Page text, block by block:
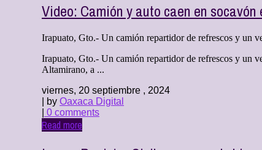
Video: Camión y auto caen en
Irapuato, Gto.- Un camión repartidor de refrescos y un
Irapuato, Gto.- Un camión repartidor de refrescos y un
Altamirano, a ...
viernes, 20 septiembre , 2024
| by Oaxaca Digital
0 comments
Read more